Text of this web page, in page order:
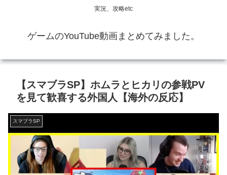
実況、攻略etc
ゲームのYouTube動画まとめてみました。
【スマブラSP】ホムラとヒカリの参戦PV
を見て歓喜する外国人【海外の反応】
スマブラSP